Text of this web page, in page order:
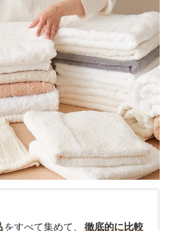
をすべて集めて、 徹底的に比較